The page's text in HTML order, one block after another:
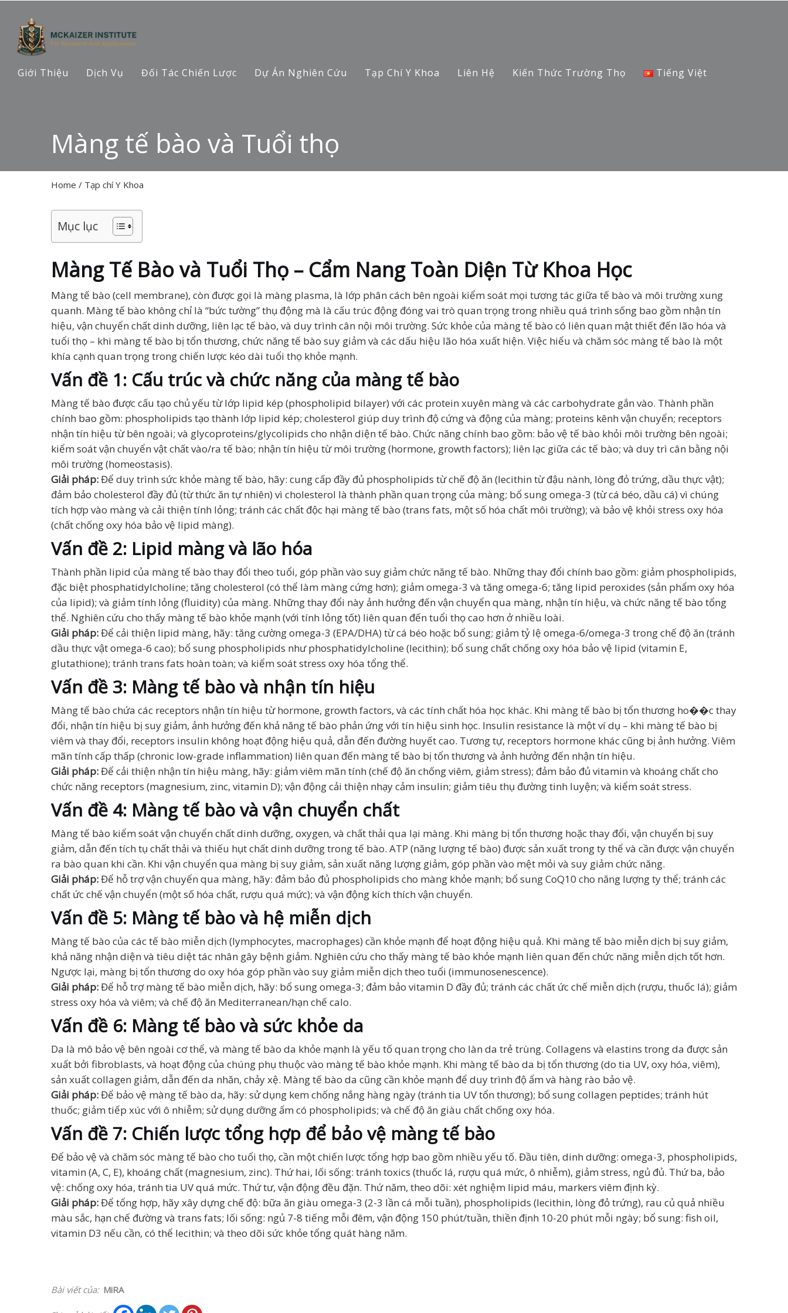
Giới Thiệu Dịch Vụ Đối Tác Chiến Lược Dự Án Nghiên Cứu Tạp Chí Y Khoa Liên Hệ Kiến Thức Trường Thọ Tiếng Việt
Màng tế bào và Tuổi thọ
Home / Tạp chí Y Khoa
Mục lục
Màng Tế Bào và Tuổi Thọ – Cẩm Nang Toàn Diện Từ Khoa Học
Màng tế bào (cell membrane), còn được gọi là màng plasma, là lớp phân cách bên ngoài kiểm soát mọi tương tác giữa tế bào và môi trường xung
quanh. Màng tế bào không chỉ là “bức tường” thụ động mà là cấu trúc động đóng vai trò quan trọng trong nhiều quá trình sống bao gồm nhận tín
hiệu, vận chuyển chất dinh dưỡng, liên lạc tế bào, và duy trình cân nội môi trường. Sức khỏe của màng tế bào có liên quan mật thiết đến lão hóa và
tuổi thọ – khi màng tế bào bị tổn thương, chức năng tế bào suy giảm và các dấu hiệu lão hóa xuất hiện. Việc hiểu và chăm sóc màng tế bào là một
khía cạnh quan trọng trong chiến lược kéo dài tuổi thọ khỏe mạnh.
Vấn đề 1: Cấu trúc và chức năng của màng tế bào
Màng tế bào được cấu tạo chủ yếu từ lớp lipid kép (phospholipid bilayer) với các protein xuyên màng và các carbohydrate gắn vào. Thành phần
chính bao gồm: phospholipids tạo thành lớp lipid kép; cholesterol giúp duy trình độ cứng và động của màng; proteins kênh vận chuyển; receptors
nhận tín hiệu từ bên ngoài; và glycoproteins/glycolipids cho nhận diện tế bào. Chức năng chính bao gồm: bảo vệ tế bào khỏi môi trường bên ngoài;
kiểm soát vận chuyển vật chất vào/ra tế bào; nhận tín hiệu từ môi trường (hormone, growth factors); liên lạc giữa các tế bào; và duy trì cân bằng nội
môi trường (homeostasis).
Giải pháp:Để duy trình sức khỏe màng tế bào, hãy: cung cấp đầy đủ phospholipids từ chế độ ăn (lecithin từ đậu nành, lòng đỏ trứng, dầu thực vật);
đảm bảo cholesterol đầy đủ (từ thức ăn tự nhiên) vì cholesterol là thành phần quan trọng của màng; bổ sung omega-3 (từ cá béo, dầu cá) vì chúng
tích hợp vào màng và cải thiện tính lỏng; tránh các chất độc hại màng tế bào (trans fats, một số hóa chất môi trường); và bảo vệ khỏi stress oxy hóa
(chất chống oxy hóa bảo vệ lipid màng).
Vấn đề 2: Lipid màng và lão hóa
Thành phần lipid của màng tế bào thay đổi theo tuổi, góp phần vào suy giảm chức năng tế bào. Những thay đổi chính bao gồm: giảm phospholipids,
đặc biệt phosphatidylcholine; tăng cholesterol (có thể làm màng cứng hơn); giảm omega-3 và tăng omega-6; tăng lipid peroxides (sản phẩm oxy hóa
của lipid); và giảm tính lỏng (fluidity) của màng. Những thay đổi này ảnh hưởng đến vận chuyển qua màng, nhận tín hiệu, và chức năng tế bào tổng
thể. Nghiên cứu cho thấy màng tế bào khỏe mạnh (với tính lỏng tốt) liên quan đến tuổi thọ cao hơn ở nhiều loài.
Giải pháp:Để cải thiện lipid màng, hãy: tăng cường omega-3 (EPA/DHA) từ cá béo hoặc bổ sung; giảm tỷ lệ omega-6/omega-3 trong chế độ ăn (tránh
dầu thực vật omega-6 cao); bổ sung phospholipids như phosphatidylcholine (lecithin); bổ sung chất chống oxy hóa bảo vệ lipid (vitamin E,
glutathione); tránh trans fats hoàn toàn; và kiểm soát stress oxy hóa tổng thể.
Vấn đề 3: Màng tế bào và nhận tín hiệu
Màng tế bào chứa các receptors nhận tín hiệu từ hormone, growth factors, và các tính chất hóa học khác. Khi màng tế bào bị tổn thương ho��c thay
đổi, nhận tín hiệu bị suy giảm, ảnh hưởng đến khả năng tế bào phản ứng với tín hiệu sinh học. Insulin resistance là một ví dụ – khi màng tế bào bị
viêm và thay đổi, receptors insulin không hoạt động hiệu quả, dẫn đến đường huyết cao. Tương tự, receptors hormone khác cũng bị ảnh hưởng. Viêm
mãn tính cấp thấp (chronic low-grade inflammation) liên quan đến màng tế bào bị tổn thương và ảnh hưởng đến nhận tín hiệu.
Giải pháp:Để cải thiện nhận tín hiệu màng, hãy: giảm viêm mãn tính (chế độ ăn chống viêm, giảm stress); đảm bảo đủ vitamin và khoáng chất cho
chức năng receptors (magnesium, zinc, vitamin D); vận động cải thiện nhạy cảm insulin; giảm tiêu thụ đường tinh luyện; và kiểm soát stress.
Vấn đề 4: Màng tế bào và vận chuyển chất
Màng tế bào kiểm soát vận chuyển chất dinh dưỡng, oxygen, và chất thải qua lại màng. Khi màng bị tổn thương hoặc thay đổi, vận chuyển bị suy
giảm, dẫn đến tích tụ chất thải và thiếu hụt chất dinh dưỡng trong tế bào. ATP (năng lượng tế bào) được sản xuất trong ty thể và cần được vận chuyển
ra bào quan khi cần. Khi vận chuyển qua màng bị suy giảm, sản xuất năng lượng giảm, góp phần vào mệt mỏi và suy giảm chức năng.
Giải pháp:Để hỗ trợ vận chuyển qua màng, hãy: đảm bảo đủ phospholipids cho màng khỏe mạnh; bổ sung CoQ10 cho năng lượng ty thể; tránh các
chất ức chế vận chuyển (một số hóa chất, rượu quá mức); và vận động kích thích vận chuyển.
Vấn đề 5: Màng tế bào và hệ miễn dịch
Màng tế bào của các tế bào miễn dịch (lymphocytes, macrophages) cần khỏe mạnh để hoạt động hiệu quả. Khi màng tế bào miễn dịch bị suy giảm,
khả năng nhận diện và tiêu diệt tác nhân gây bệnh giảm. Nghiên cứu cho thấy màng tế bào khỏe mạnh liên quan đến chức năng miễn dịch tốt hơn.
Ngược lại, màng bị tổn thương do oxy hóa góp phần vào suy giảm miễn dịch theo tuổi (immunosenescence).
Giải pháp:Để hỗ trợ màng tế bào miễn dịch, hãy: bổ sung omega-3; đảm bảo vitamin D đầy đủ; tránh các chất ức chế miễn dịch (rượu, thuốc lá); giảm
stress oxy hóa và viêm; và chế độ ăn Mediterranean/hạn chế calo.
Vấn đề 6: Màng tế bào và sức khỏe da
Da là mô bảo vệ bên ngoài cơ thể, và màng tế bào da khỏe mạnh là yếu tố quan trọng cho làn da trẻ trùng. Collagens và elastins trong da được sản
xuất bởi fibroblasts, và hoạt động của chúng phụ thuộc vào màng tế bào khỏe mạnh. Khi màng tế bào da bị tổn thương (do tia UV, oxy hóa, viêm),
sản xuất collagen giảm, dẫn đến da nhăn, chảy xệ. Màng tế bào da cũng cần khỏe mạnh để duy trình độ ẩm và hàng rào bảo vệ.
Giải pháp:Để bảo vệ màng tế bào da, hãy: sử dụng kem chống nắng hàng ngày (tránh tia UV tổn thương); bổ sung collagen peptides; tránh hút
thuốc; giảm tiếp xúc với ô nhiễm; sử dụng dưỡng ẩm có phospholipids; và chế độ ăn giàu chất chống oxy hóa.
Vấn đề 7: Chiến lược tổng hợp để bảo vệ màng tế bào
Để bảo vệ và chăm sóc màng tế bào cho tuổi thọ, cần một chiến lược tổng hợp bao gồm nhiều yếu tố. Đầu tiên, dinh dưỡng: omega-3, phospholipids,
vitamin (A, C, E), khoáng chất (magnesium, zinc). Thứ hai, lối sống: tránh toxics (thuốc lá, rượu quá mức, ô nhiễm), giảm stress, ngủ đủ. Thứ ba, bảo
vệ: chống oxy hóa, tránh tia UV quá mức. Thứ tư, vận động đều đặn. Thứ năm, theo dõi: xét nghiệm lipid máu, markers viêm định kỳ.
Giải pháp:Để tổng hợp, hãy xây dựng chế độ: bữa ăn giàu omega-3 (2-3 lần cá mỗi tuần), phospholipids (lecithin, lòng đỏ trứng), rau củ quả nhiều
màu sắc, hạn chế đường và trans fats; lối sống: ngủ 7-8 tiếng mỗi đêm, vận động 150 phút/tuần, thiền định 10-20 phút mỗi ngày; bổ sung: fish oil,
vitamin D3 nếu cần, có thể lecithin; và theo dõi sức khỏe tổng quát hàng năm.
Bài viết của: MiRA